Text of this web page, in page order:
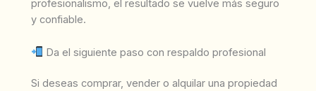
profesionalismo, el resultado se vuelve más seguro
y confiable.
Da el siguiente paso con respaldo profesional
Si deseas comprar, vender o alquilar una propiedad